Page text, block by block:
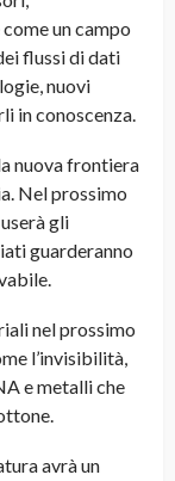
un campo
flussi di dati
nuovi
in conoscenza.
nuova frontiera
Nel prossimo
gli
guarderanno
nel prossimo
l’invisibilità,
e metalli che
avrà un